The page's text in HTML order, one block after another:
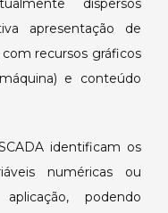
dispersos
apresentação de
recursos gráficos
e conteúdo
identificam os
numéricas ou
podendo